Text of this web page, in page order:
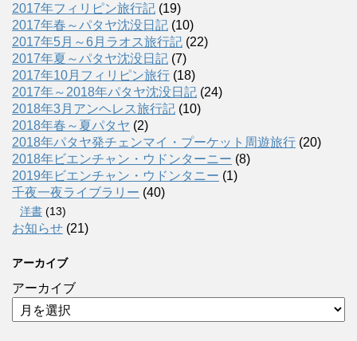
2017年フィリピン旅行記 (19)
2017年春～パタヤ沈没日記 (10)
2017年5月～6月ラオス旅行記 (22)
2017年夏～パタヤ沈没日記 (7)
2017年10月フィリピン旅行 (18)
2017年～2018年パタヤ沈没日記 (24)
2018年3月アンヘレス旅行記 (10)
2018年春～夏パタヤ (2)
2018年パタヤ発チェンマイ・プーケット周遊旅行 (20)
2018年ビエンチャン・ウドンターニー (8)
2019年ビエンチャン・ウドンタニー (1)
千夜一夜ライブラリー (40)
洋書 (13)
お知らせ (21)
アーカイブ
アーカイブ